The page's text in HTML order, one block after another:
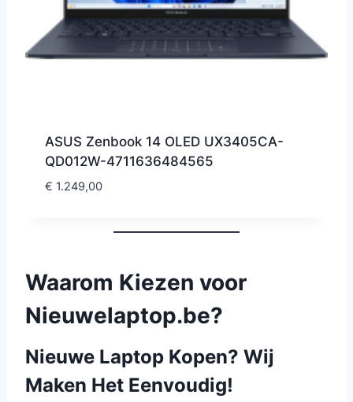
ASUS Zenbook 14 OLED UX3405CA-
QD012W-4711636484565
€ 1.249,00
Waarom Kiezen voor
Nieuwelaptop.be?
Nieuwe Laptop Kopen? Wij
Maken Het Eenvoudig!